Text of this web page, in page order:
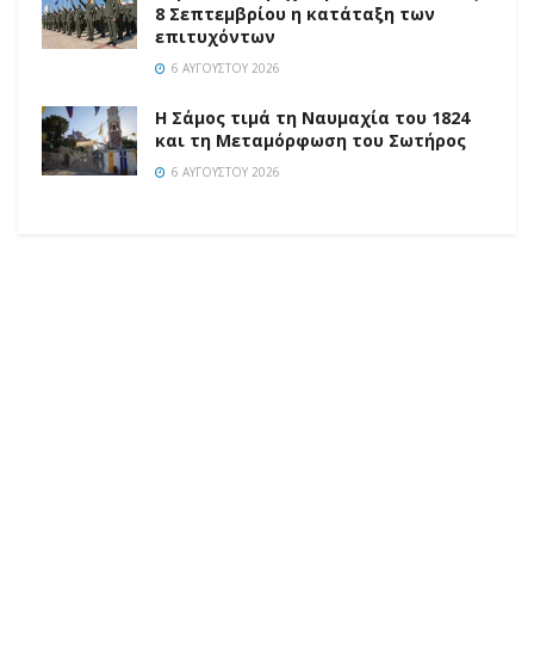
8 Σεπτεμβρίου η κατάταξη των
επιτυχόντων
6 ΑΥΓΟΎΣΤΟΥ 2026
Η Σάμος τιμά τη Ναυμαχία του 1824
και τη Μεταμόρφωση του Σωτήρος
6 ΑΥΓΟΎΣΤΟΥ 2026